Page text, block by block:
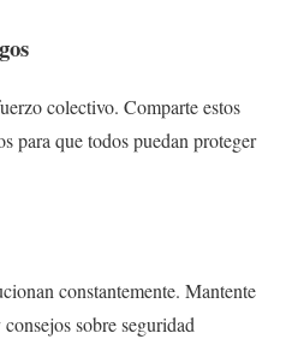
colectivo. Comparte estos
para que todos puedan proteger
constantemente. Mantente
sobre seguridad